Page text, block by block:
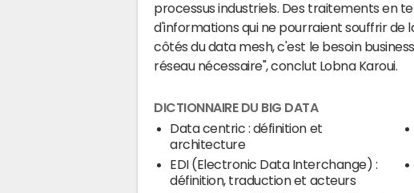
processus industriels. Des traitements en
d'informations qui ne pourraient souffrir de
côtés du data mesh, c'est le besoin
réseau nécessaire", conclut Lobna Karoui.
DICTIONNAIRE DU BIG DATA
Data centric : définition et
architecture
EDI (Electronic Data Interchange) :
définition, traduction et acteurs